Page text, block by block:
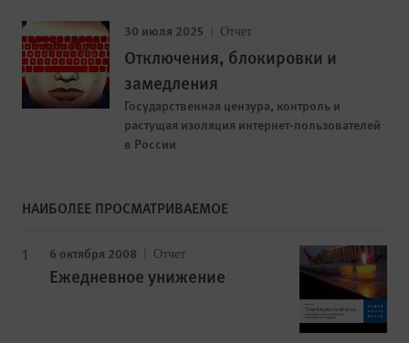
30 июля 2025 Отчет
Отключения, блокировки и
замедления
Государственная цензура, контроль и
растущая изоляция интернет-пользователей
в России
НАИБОЛЕЕ ПРОСМАТРИВАЕМОЕ
6 октября 2008 Отчет
Ежедневное унижение